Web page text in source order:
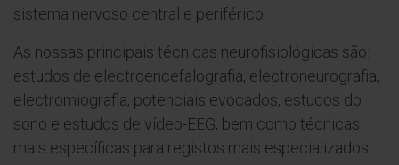
sistema nervoso central e periférico.
As nossas principais técnicas neurofisiológicas são:
estudos de electroencefalografia, electroneurografia,
electromiografia, potenciais evocados, estudos do
sono e estudos de vídeo-EEG, bem como técnicas
mais específicas para registos mais especializados.